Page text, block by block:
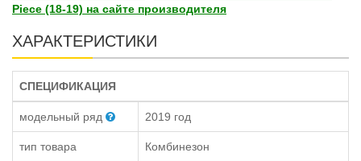
Piece (18-19) на сайте производителя
ХАРАКТЕРИСТИКИ
СПЕЦИФИКАЦИЯ
модельный ряд 2019 год
тип товара Комбинезон